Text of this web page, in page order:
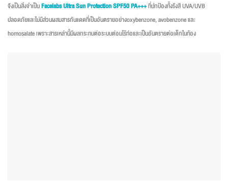
จึงเป็นสิ่งจำเป็นFacelabs Ultra Sun Protection SPF50 PA+++ที่ปกป้องทั้งรังสี UVA/UVB
ปลอดภัยและไม่มีส่วนผสมสารกันแดดที่เป็นอันตรายอย่างoxybenzone, avobenzone และ
homosalate เพราะสารเหล่านี้มีผลกระทบต่อระบบต่อมไร้ท่อและเป็นอันตรายต่อเด็กในท้อง